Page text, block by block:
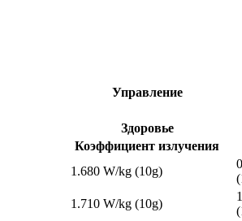
Управление
Здоровье
Коэффициент излучения
1.680 W/kg (10g)
1.710 W/kg (10g)